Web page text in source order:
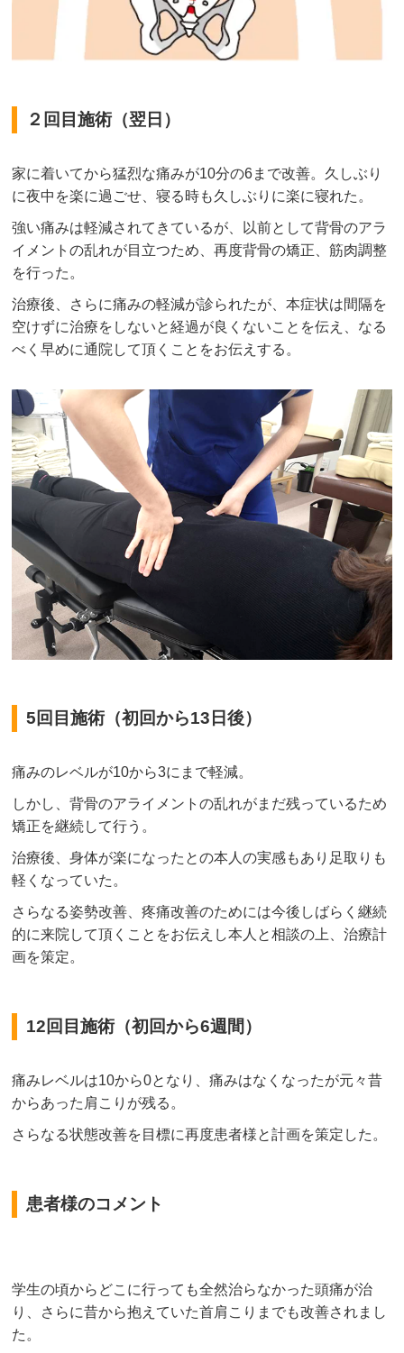
２回目施術（翌日）
家に着いてから猛烈な痛みが10分の6まで改善。久しぶり
に夜中を楽に過ごせ、寝る時も久しぶりに楽に寝れた。
強い痛みは軽減されてきているが、以前として背骨のアラ
イメントの乱れが目立つため、再度背骨の矯正、筋肉調整
を行った。
治療後、さらに痛みの軽減が診られたが、本症状は間隔を
空けずに治療をしないと経過が良くないことを伝え、なる
べく早めに通院して頂くことをお伝えする。
5回目施術（初回から13日後）
痛みのレベルが10から3にまで軽減。
しかし、背骨のアライメントの乱れがまだ残っているため
矯正を継続して行う。
治療後、身体が楽になったとの本人の実感もあり足取りも
軽くなっていた。
さらなる姿勢改善、疼痛改善のためには今後しばらく継続
的に来院して頂くことをお伝えし本人と相談の上、治療計
画を策定。
12回目施術（初回から6週間）
痛みレベルは10から0となり、痛みはなくなったが元々昔
からあった肩こりが残る。
さらなる状態改善を目標に再度患者様と計画を策定した。
患者様のコメント
学生の頃からどこに行っても全然治らなかった頭痛が治
り、さらに昔から抱えていた首肩こりまでも改善されまし
た。